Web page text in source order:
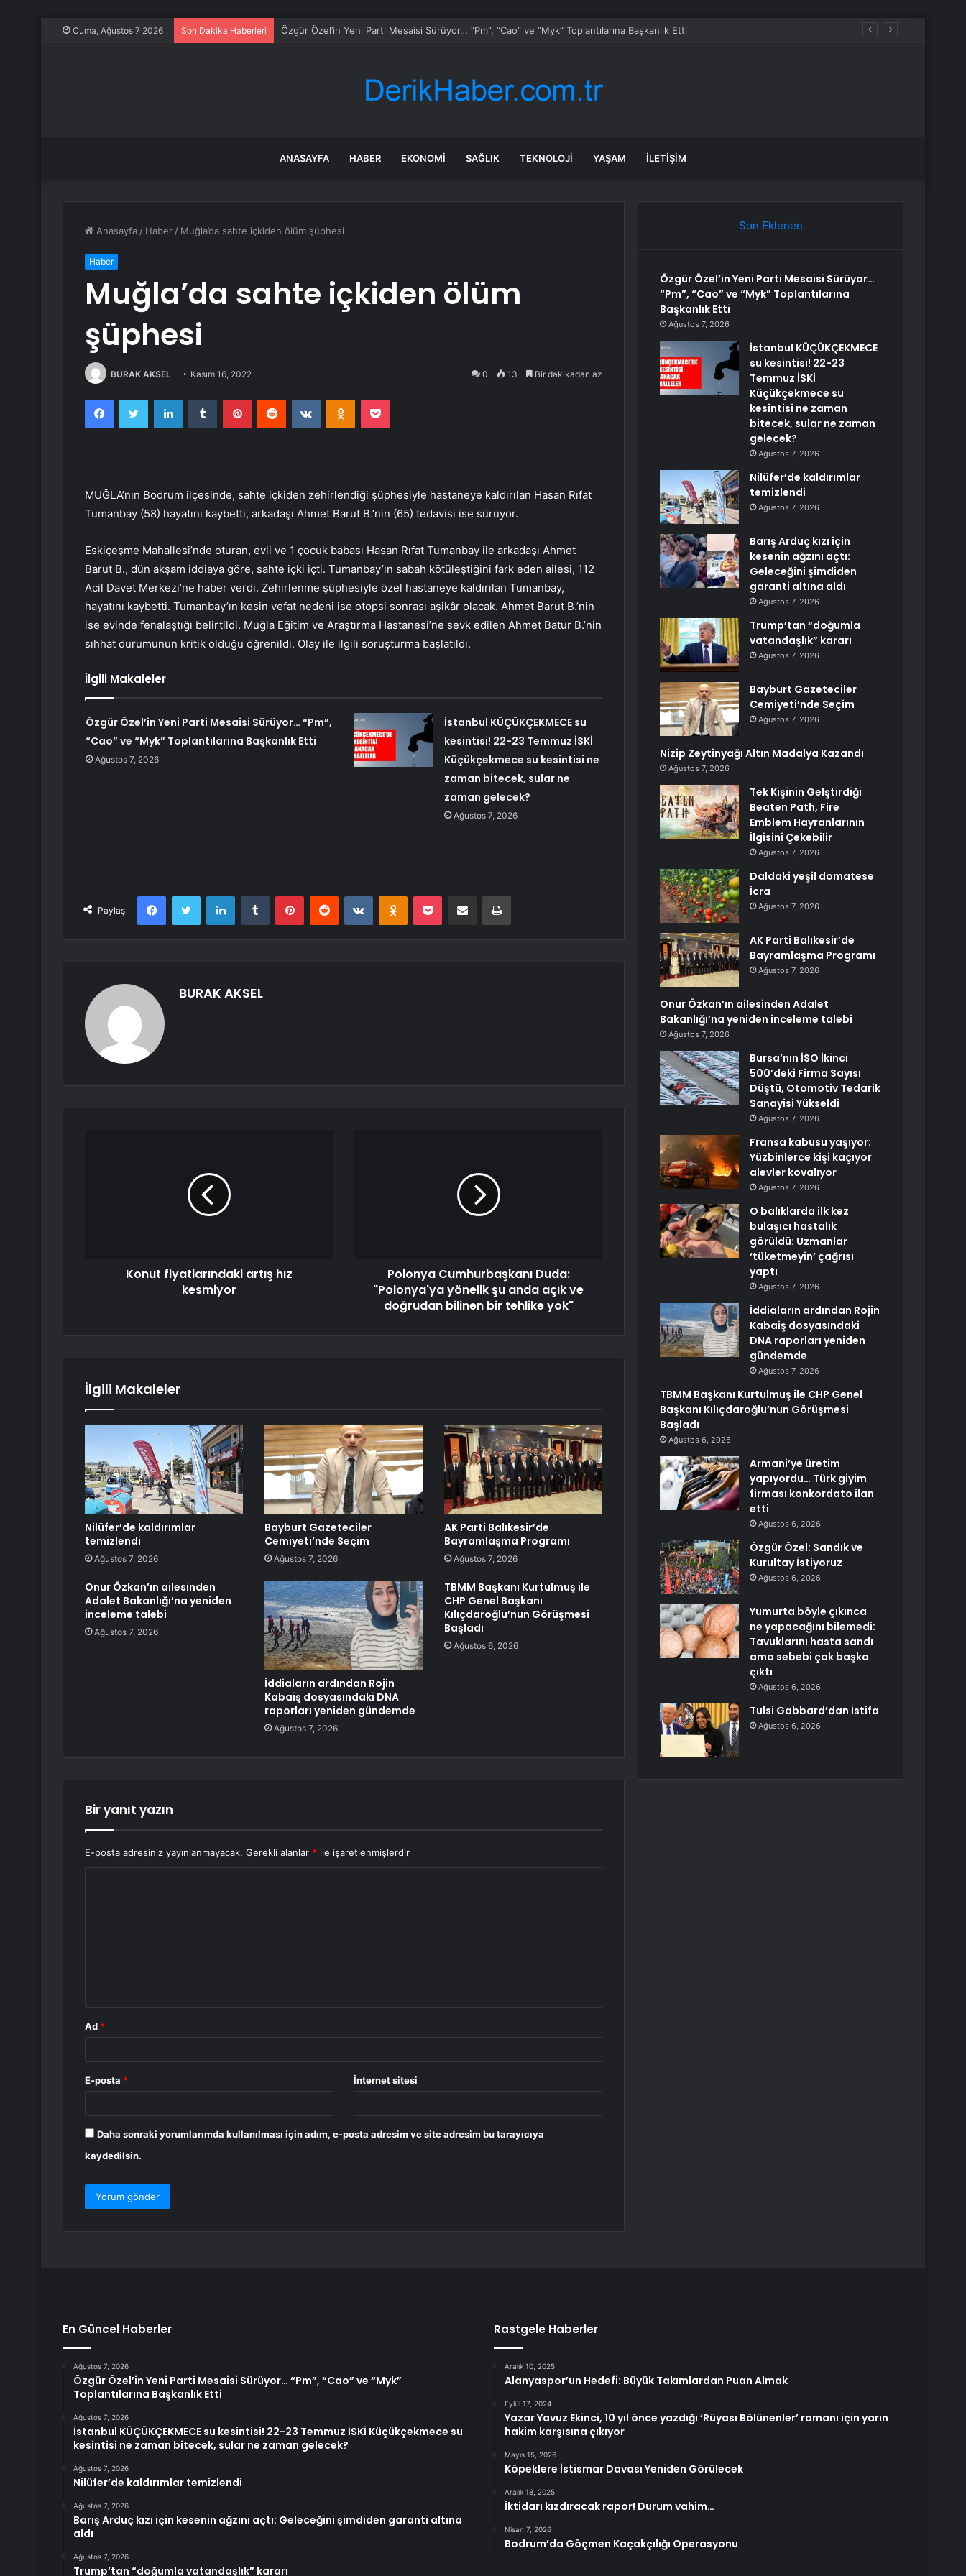
Cuma, Ağustos 7 2026 Son Dakika Haberleri
ANASAYFA HABER EKONOMI SAĞLIK TEKNOLOJI YAŞAM İLETIŞIM
Anasayfa / Haber / Muğla’da sahte içkiden ölüm şüphesi
Haber
Muğla’da sahte içkiden ölüm
şüphesi
BURAK AKSEL Kasım 16, 2022 0 13 Bir dakikadan az
FacebookTwitter LinkedInTumblr PinterestReddit VKontakteOdnoklassniki
Pocket
MUĞLA’nın Bodrum ilçesinde, sahte içkiden zehirlendiği şüphesiyle hastaneye kaldırılan Hasan Rıfat
Tumanbay (58) hayatını kaybetti, arkadaşı Ahmet Barut B.’nin (65) tedavisi ise sürüyor.
Eskiçeşme Mahallesi’nde oturan, evli ve 1 çocuk babası Hasan Rıfat Tumanbay ile arkadaşı Ahmet
Barut B., dün akşam iddiaya göre, sahte içki içti. Tumanbay’ın sabah kötüleştiğini fark eden ailesi, 112
Acil Davet Merkezi’ne haber verdi. Zehirlenme şüphesiyle özel hastaneye kaldırılan Tumanbay,
hayatını kaybetti. Tumanbay’ın kesin vefat nedeni ise otopsi sonrası aşikâr olacak. Ahmet Barut B.’nin
ise evinde fenalaştığı belirtildi. Muğla Eğitim ve Araştırma Hastanesi’ne sevk edilen Ahmet Batur B.’nin
sıhhat durumunun kritik olduğu öğrenildi. Olay ile ilgili soruşturma başlatıldı.
İlgili Makaleler
Özgür Özel’in Yeni Parti Mesaisi Sürüyor… “Pm”,
“Cao” ve “Myk” Toplantılarına Başkanlık Etti
Ağustos 7, 2026
İstanbul KÜÇÜKÇEKMECE su
kesintisi! 22-23 Temmuz İSKİ
Küçükçekmece su kesintisi ne
zaman bitecek, sular ne
zaman gelecek?
Ağustos 7, 2026
Paylaş
FacebookTwitter LinkedInTumblr PinterestReddit VKontakteOdnoklassniki
Pocket E-Posta ile paylaş Yazdır
BURAK AKSEL
Konut fiyatlarındaki artış hız
kesmiyor
Polonya Cumhurbaşkanı Duda:
"Polonya'ya yönelik şu anda açık ve
doğrudan bilinen bir tehlike yok"
İlgili Makaleler
Nilüfer’de kaldırımlar
temizlendi
Ağustos 7, 2026
Bayburt Gazeteciler
Cemiyeti’nde Seçim
Ağustos 7, 2026
AK Parti Balıkesir’de
Bayramlaşma Programı
Ağustos 7, 2026
Onur Özkan’ın ailesinden
Adalet Bakanlığı’na yeniden
inceleme talebi
Ağustos 7, 2026
İddiaların ardından Rojin
Kabaiş dosyasındaki DNA
raporları yeniden gündemde
Ağustos 7, 2026
TBMM Başkanı Kurtulmuş ile
CHP Genel Başkanı
Kılıçdaroğlu’nun Görüşmesi
Başladı
Ağustos 6, 2026
Bir yanıt yazın
E-posta adresiniz yayınlanmayacak. Gerekli alanlar * ile işaretlenmişlerdir
Ad *
E-posta * İnternet sitesi
Daha sonraki yorumlarımda kullanılması için adım, e-posta adresim ve site adresim bu tarayıcıya
kaydedilsin.
Son Eklenen
Özgür Özel’in Yeni Parti Mesaisi Sürüyor…
“Pm”, “Cao” ve “Myk” Toplantılarına
Başkanlık Etti
Ağustos 7, 2026
İstanbul KÜÇÜKÇEKMECE
su kesintisi! 22-23
Temmuz İSKİ
Küçükçekmece su
kesintisi ne zaman
bitecek, sular ne zaman
gelecek?
Ağustos 7, 2026
Nilüfer’de kaldırımlar
temizlendi
Ağustos 7, 2026
Barış Arduç kızı için
kesenin ağzını açtı:
Geleceğini şimdiden
garanti altına aldı
Ağustos 7, 2026
Trump’tan “doğumla
vatandaşlık” kararı
Ağustos 7, 2026
Bayburt Gazeteciler
Cemiyeti’nde Seçim
Ağustos 7, 2026
Nizip Zeytinyağı Altın Madalya Kazandı
Ağustos 7, 2026
Tek Kişinin Gelştirdiği
Beaten Path, Fire
Emblem Hayranlarının
İlgisini Çekebilir
Ağustos 7, 2026
Daldaki yeşil domatese
İcra
Ağustos 7, 2026
AK Parti Balıkesir’de
Bayramlaşma Programı
Ağustos 7, 2026
Onur Özkan’ın ailesinden Adalet
Bakanlığı’na yeniden inceleme talebi
Ağustos 7, 2026
Bursa’nın İSO İkinci
500’deki Firma Sayısı
Düştü, Otomotiv Tedarik
Sanayisi Yükseldi
Ağustos 7, 2026
Fransa kabusu yaşıyor:
Yüzbinlerce kişi kaçıyor
alevler kovalıyor
Ağustos 7, 2026
O balıklarda ilk kez
bulaşıcı hastalık
görüldü: Uzmanlar
‘tüketmeyin’ çağrısı
yaptı
Ağustos 7, 2026
İddiaların ardından Rojin
Kabaiş dosyasındaki
DNA raporları yeniden
gündemde
Ağustos 7, 2026
TBMM Başkanı Kurtulmuş ile CHP Genel
Başkanı Kılıçdaroğlu’nun Görüşmesi
Başladı
Ağustos 6, 2026
Armani’ye üretim
yapıyordu… Türk giyim
firması konkordato ilan
etti
Ağustos 6, 2026
Özgür Özel: Sandık ve
Kurultay İstiyoruz
Ağustos 6, 2026
Yumurta böyle çıkınca
ne yapacağını bilemedi:
Tavuklarını hasta sandı
ama sebebi çok başka
çıktı
Ağustos 6, 2026
Tulsi Gabbard’dan İstifa
Ağustos 6, 2026
En Güncel Haberler
Ağustos 7, 2026
Özgür Özel’in Yeni Parti Mesaisi Sürüyor… “Pm”, “Cao” ve “Myk”
Toplantılarına Başkanlık Etti
Ağustos 7, 2026
İstanbul KÜÇÜKÇEKMECE su kesintisi! 22-23 Temmuz İSKİ Küçükçekmece su
kesintisi ne zaman bitecek, sular ne zaman gelecek?
Ağustos 7, 2026
Nilüfer’de kaldırımlar temizlendi
Ağustos 7, 2026
Barış Arduç kızı için kesenin ağzını açtı: Geleceğini şimdiden garanti altına
aldı
Ağustos 7, 2026
Trump’tan “doğumla vatandaşlık” kararı
Rastgele Haberler
Aralık 10, 2025
Alanyaspor’un Hedefi: Büyük Takımlardan Puan Almak
Eylül 17, 2024
Yazar Yavuz Ekinci, 10 yıl önce yazdığı ‘Rüyası Bölünenler’ romanı için yarın
hakim karşısına çıkıyor
Mayıs 15, 2026
Köpeklere İstismar Davası Yeniden Görülecek
Aralık 18, 2025
İktidarı kızdıracak rapor! Durum vahim…
Nisan 7, 2026
Bodrum’da Göçmen Kaçakçılığı Operasyonu